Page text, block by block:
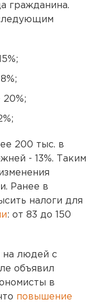
гражданина.
20%;
200 тыс. в
- 13%. Таким
Ранее в
налоги для
: от 83 до 150
на людей с
объявил
в
повышение